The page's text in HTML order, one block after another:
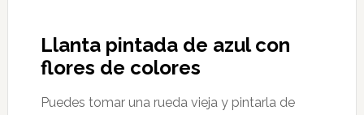
Llanta pintada de azul con
flores de colores
Puedes tomar una rueda vieja y pintarla de